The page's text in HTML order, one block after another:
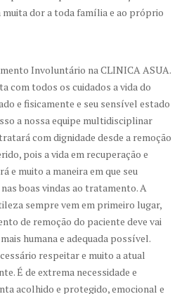
muita dor a toda família e ao próprio
Involuntário na CLINICA ASUA.
com todos os cuidados a vida do
e fisicamente e seu sensível estado
a nossa equipe multidisciplinar
com dignidade desde a remoção
pois a vida em recuperação e
e muito a maneira em que seu
boas vindas ao tratamento. A
sempre vem em primeiro lugar,
de remoção do paciente deve vai
humana e adequada possível.
respeitar e muito a atual
É de extrema necessidade e
acolhido e protegido, emocional e